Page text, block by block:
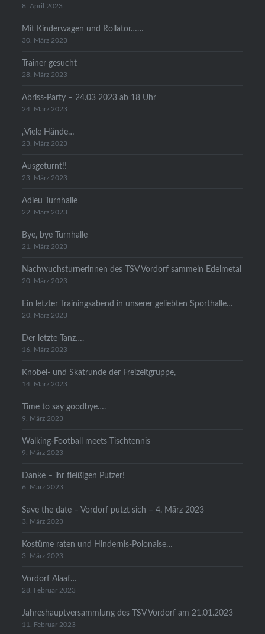
8. April 2023
Mit Kinderwagen und Rollator……
30. März 2023
Trainer gesucht
28. März 2023
Abriss-Party – 24.03 2023 ab 18 Uhr
24. März 2023
„Viele Hände…
23. März 2023
Ausgeturnt!!
23. März 2023
Adieu Turnhalle
22. März 2023
Bye, bye Turnhalle
21. März 2023
Nachwuchsturnerinnen des TSV Vordorf sammeln Edelmetal
20. März 2023
Ein letzter Trainingsabend in unserer geliebten Sporthalle…
20. März 2023
Der letzte Tanz….
16. März 2023
Knobel- und Skatrunde der Freizeitgruppe,
14. März 2023
Time to say goodbye….
9. März 2023
Walking-Football meets Tischtennis
9. März 2023
Danke – ihr fleißigen Putzer!
6. März 2023
Save the date – Vordorf putzt sich – 4. März 2023
3. März 2023
Kostüme raten und Hindernis-Polonaise…
3. März 2023
Vordorf Alaaf…
28. Februar 2023
Jahreshauptversammlung des TSV Vordorf am 21.01.2023
11. Februar 2023